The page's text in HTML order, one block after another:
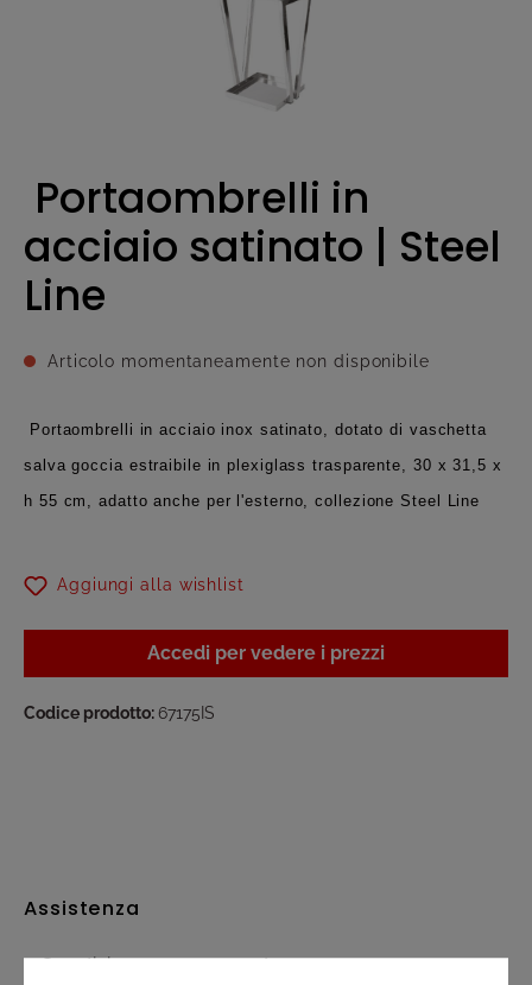
Portaombrelli in
acciaio satinato | Steel
Line
Articolo momentaneamente non disponibile
Portaombrelli in acciaio inox satinato, dotato di vaschetta
salva goccia estraibile in plexiglass trasparente, 30 x 31,5 x
h 55 cm, adatto anche per l'esterno, collezione Steel Line
Aggiungi alla wishlist
Accedi per vedere i prezzi
Codice prodotto:67175IS
Assistenza
Spedizione e pagamento